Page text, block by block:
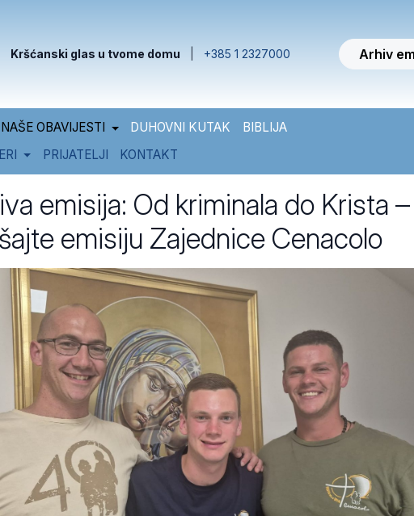
Kršćanski glas u tvome domu +385 1 2327000 Arhiv
NAŠE OBAVIJESTI DUHOVNI KUTAK
BIBLIJA
PRIJATELJI KONTAKT
emisija: Od kriminala do Krista –
emisiju Zajednice Cenacolo